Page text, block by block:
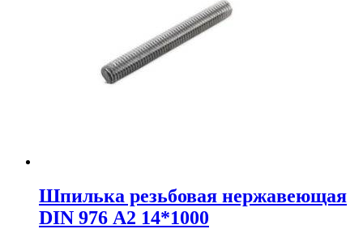
Шпилька резьбовая нержавеющая
DIN 976 А2 14*1000